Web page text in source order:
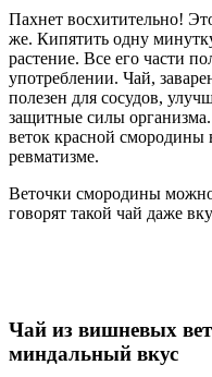
Пахнет восхитительно!
же. Кипятить одну
растение. Все его части
употреблении. Чай,
полезен для сосудов,
защитные силы
веток красной смородины
ревматизме.
Веточки смородины можно
говорят такой чай даже
Чай из вишневых
миндальный вкус